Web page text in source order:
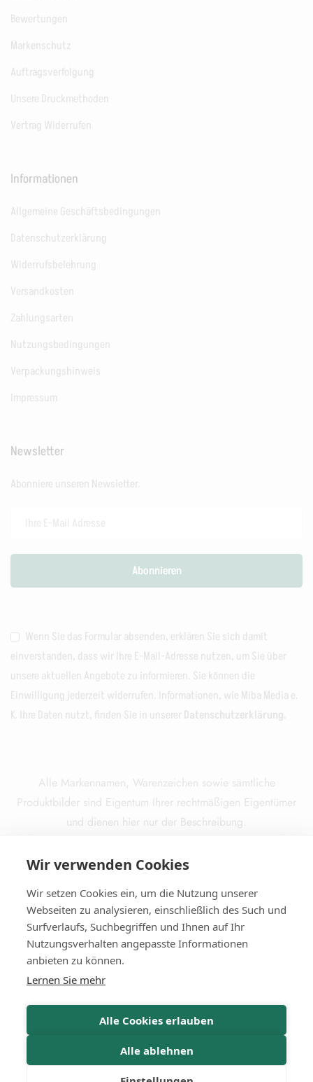
Bewertungen
Markenschutz
Auftragsverfolgung
Unsere Druckmethoden
Vertrag Widerrufen
Informationen
Allgemeine Geschäftsbedingungen
Datenschutzerklärung
Widerrufsbelehrung
Versandkosten
Zahlungsarten
Nutzungsbedingungen
Verpackungshinweis
Impressum
Newsletter
Abonniere unseren Newsletter.
Wenn Sie das Formular absenden, erklären Sie sich damit
einverstanden, dass wir Ihre E-Mail-Adresse nutzen, um Sie über
unsere aktuellen Angebote zu informieren. Sie können die
Einwilligung jederzeit widerrufen. Informationen, wie Miba Media e.
K. Ihre Daten nutzt, finden Sie in unserer Datenschutzerklärung.
Alle Markennamen, Warenzeichen sowie sämtliche
Produktbilder sind Eigentum Ihrer rechtmäßigen Eigentümer
und dienen hier nur der Beschreibung.
zzgl.Versandkostenund ggf. Nachnahmegebühren, wenn
nicht anders beschrieben.
Die durchgestrichenen Preise entsprechen dem ursprünglichen
Preis.
© 2025Miba Media e. K.
Wir verwenden Cookies
Wir setzen Cookies ein, um die Nutzung unserer
Webseiten zu analysieren, einschließlich des Such und
Surfverlaufs, Suchbegriffen und Ihnen auf Ihr
Nutzungsverhalten angepasste Informationen
anbieten zu können.
Lernen Sie mehr
Alle Cookies erlauben
Alle ablehnen